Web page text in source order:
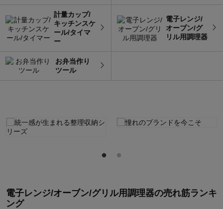
計量カップ/
キッチンスケ
ール/タイマ
ー
電子レンジ/
オーブン/グ
リル用調理器
お弁当作り
ツール
電子レンジ/オーブン/グリル用調理器の売れ筋ランキ
ング